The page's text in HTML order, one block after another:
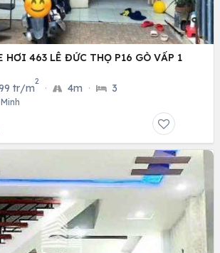
HƠI 463 LÊ ĐỨC THỌ P16 GÒ VẤP 1
tr/m
2
· 4m · 3